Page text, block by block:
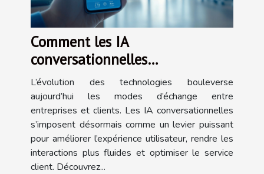
Comment les IA
conversationnelles
transforment-elles l'interaction
client ?
L’évolution des technologies bouleverse
aujourd’hui les modes d’échange entre
entreprises et clients. Les IA conversationnelles
s’imposent désormais comme un levier puissant
pour améliorer l’expérience utilisateur, rendre les
interactions plus fluides et optimiser le service
client. Découvrez...